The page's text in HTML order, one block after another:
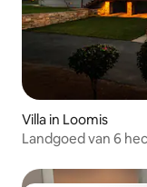
Villa in Loomis
Landgoed van 6